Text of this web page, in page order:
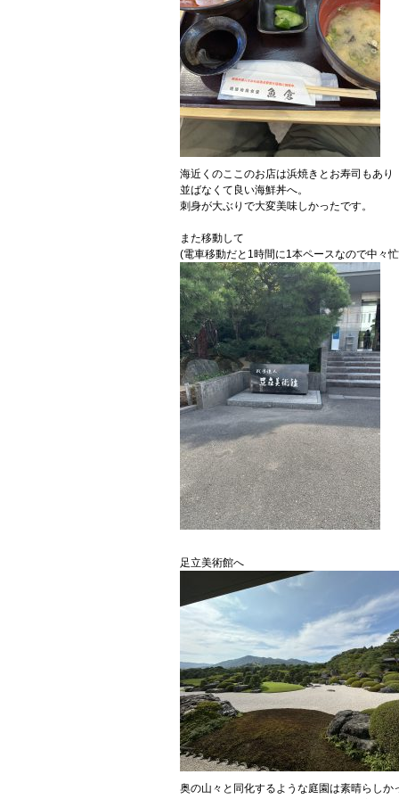
海近くのここのお店は浜焼きとお寿司もあり
並ばなくて良い海鮮丼へ。
刺身が大ぶりで大変美味しかったです。
また移動して
(電車移動だと1時間に1本ペースなので中々
足立美術館へ
奥の山々と同化するような庭園は素晴らしか